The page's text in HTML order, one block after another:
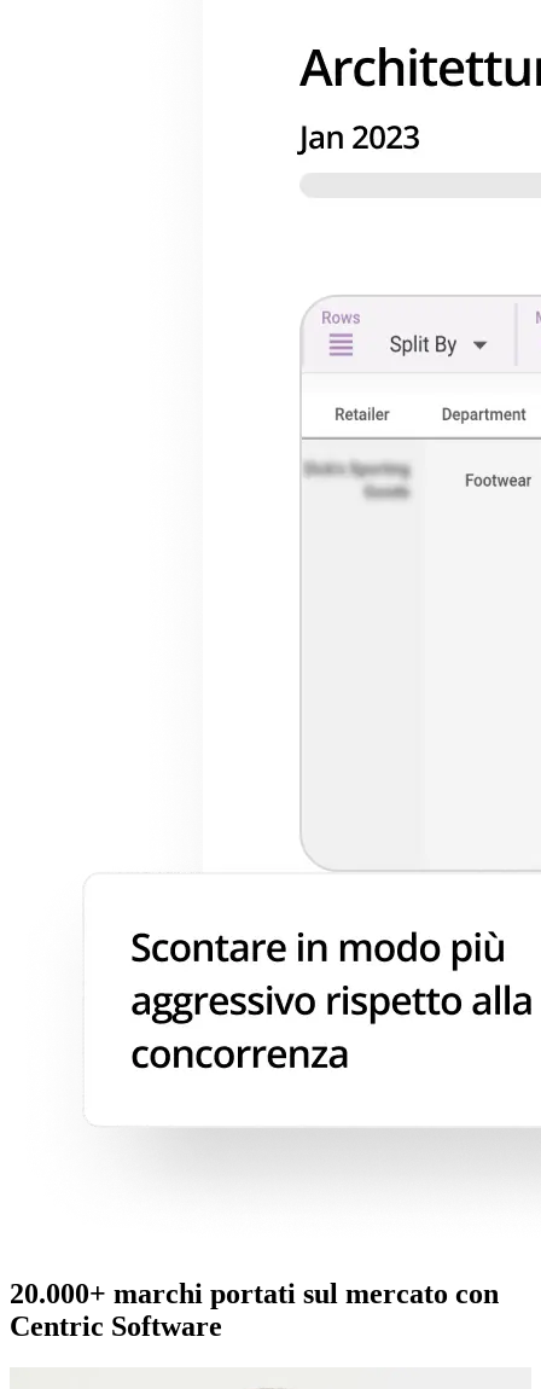
20.000+ marchi portati sul mercato con
Centric Software